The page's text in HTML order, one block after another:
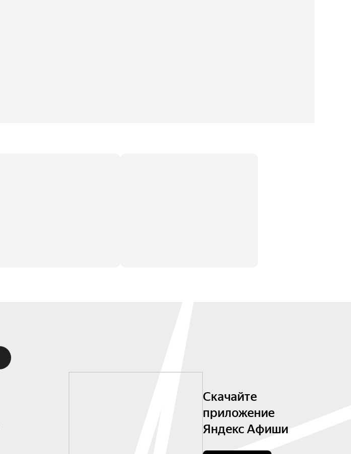
Скачайте
приложение
Яндекс Афиши